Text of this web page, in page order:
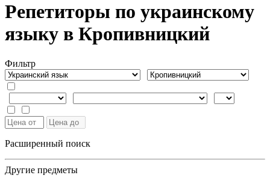
Репетиторы по украинскому
языку в Кропивницкий
Фильтр
Расширенный поиск
Другие предметы